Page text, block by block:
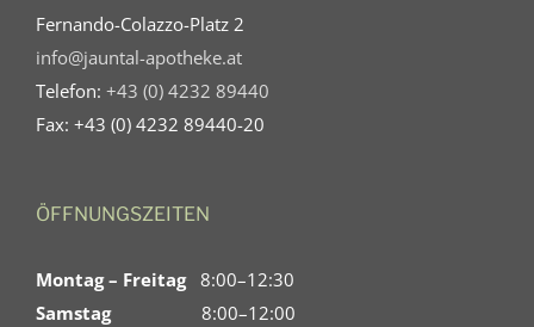
Fernando-Colazzo-Platz 2
info@jauntal-apotheke.at
Telefon: +43 (0) 4232 89440
Fax: +43 (0) 4232 89440-20
ÖFFNUNGSZEITEN
Montag – Freitag8:00–12:30
Samstag8:00–12:00